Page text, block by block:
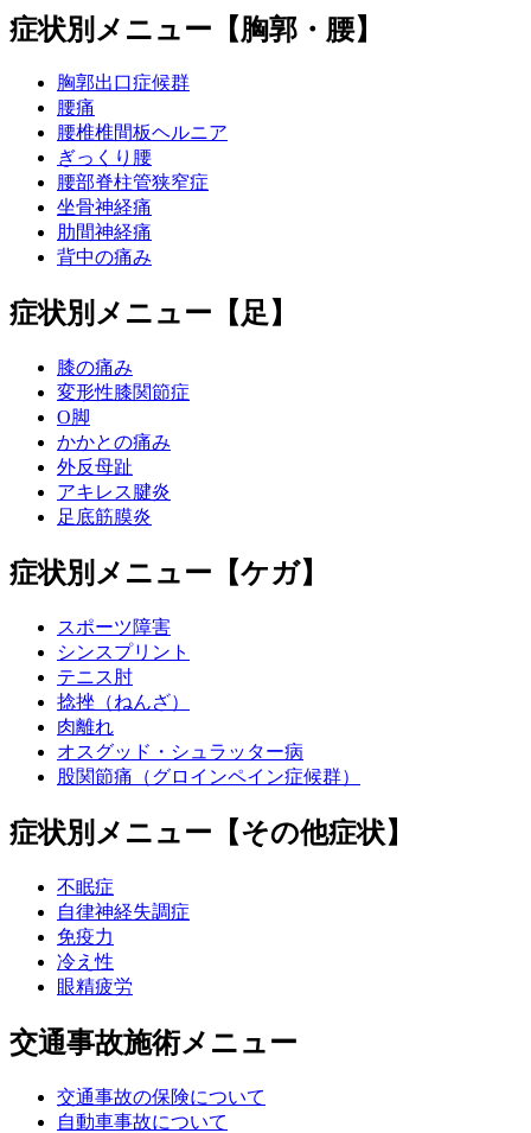
症状別メニュー【胸郭・腰】
胸郭出口症候群
腰痛
腰椎椎間板ヘルニア
ぎっくり腰
腰部脊柱管狭窄症
坐骨神経痛
肋間神経痛
背中の痛み
症状別メニュー【足】
膝の痛み
変形性膝関節症
O脚
かかとの痛み
外反母趾
アキレス腱炎
足底筋膜炎
症状別メニュー【ケガ】
スポーツ障害
シンスプリント
テニス肘
捻挫（ねんざ）
肉離れ
オスグッド・シュラッター病
股関節痛（グロインペイン症候群）
症状別メニュー【その他症状】
不眠症
自律神経失調症
免疫力
冷え性
眼精疲労
交通事故施術メニュー
交通事故の保険について
自動車事故について